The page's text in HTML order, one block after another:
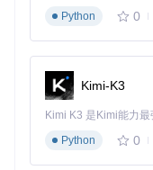
基础和进阶两个流程
谱转换效果。
基础版：3分钟实现
准备条件：现代浏览
编辑器（记事本、VS
Python
0
Kimi-K3
Python
0